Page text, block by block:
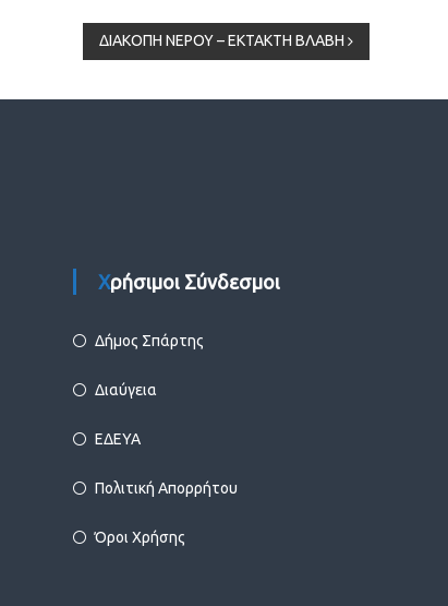
ΔΙΑΚΟΠΗ ΝΕΡΟΥ – ΕΚΤΑΚΤΗ ΒΛΑΒΗ
Χρήσιμοι Σύνδεσμοι
Δήμος Σπάρτης
Διαύγεια
ΕΔΕΥΑ
Πολιτική Απορρήτου
Όροι Χρήσης